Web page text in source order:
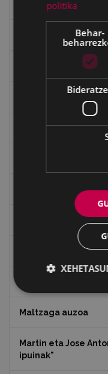
Gerra Zibilaren
Gerrako umeak
Ignacio Zuloaga
Ignazio
Indalecio
Juan Antonio
Julen Zabaletaren
Maltzaga auzoa
Martin eta Jose
ipuinak"
politika
Behar-